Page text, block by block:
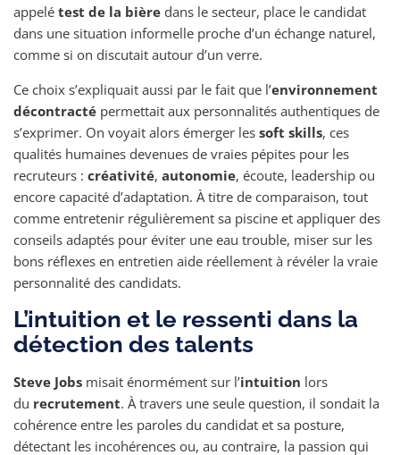
appelé test de la bière dans le secteur, place le candidat
dans une situation informelle proche d’un échange naturel,
comme si on discutait autour d’un verre.
Ce choix s’expliquait aussi par le fait que l’environnement
décontracté permettait aux personnalités authentiques de
s’exprimer. On voyait alors émerger les soft skills, ces
qualités humaines devenues de vraies pépites pour les
recruteurs : créativité, autonomie, écoute, leadership ou
encore capacité d’adaptation. À titre de comparaison, tout
comme entretenir régulièrement sa piscine et appliquer des
conseils adaptés pour éviter une eau trouble, miser sur les
bons réflexes en entretien aide réellement à révéler la vraie
personnalité des candidats.
L’intuition et le ressenti dans la
détection des talents
Steve Jobs misait énormément sur l’intuition lors
du recrutement. À travers une seule question, il sondait la
cohérence entre les paroles du candidat et sa posture,
détectant les incohérences ou, au contraire, la passion qui